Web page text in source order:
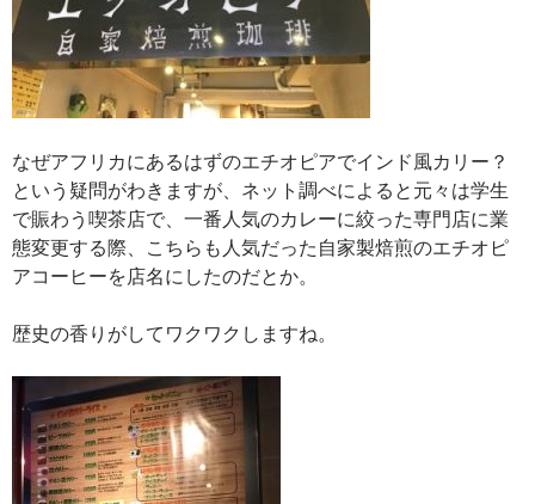
なぜアフリカにあるはずのエチオピアでインド風カリー？
という疑問がわきますが、ネット調べによると元々は学生
で賑わう喫茶店で、一番人気のカレーに絞った専門店に業
態変更する際、こちらも人気だった自家製焙煎のエチオピ
アコーヒーを店名にしたのだとか。
歴史の香りがしてワクワクしますね。